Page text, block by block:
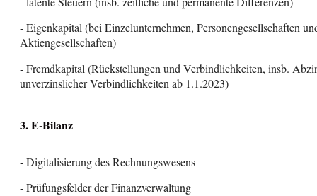
- Eigenkapital (bei Einzelunternehmen, Personengesellschaften
Aktiengesellschaften)
- Fremdkapital (Rückstellungen und Verbindlichkeiten, insb.
unverzinslicher Verbindlichkeiten ab 1.1.2023)
3. E-Bilanz
- Digitalisierung des Rechnungswesens
- Prüfungsfelder der Finanzverwaltung